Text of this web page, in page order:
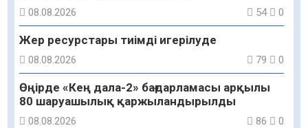
08.08.2026 54 0
Жер ресурстары тиімді игерілуде
08.08.2026 79 0
Өңірде «Кең дала-2» бағдарламасы арқылы
80 шаруашылық қаржыландырылды
08.08.2026 86 0